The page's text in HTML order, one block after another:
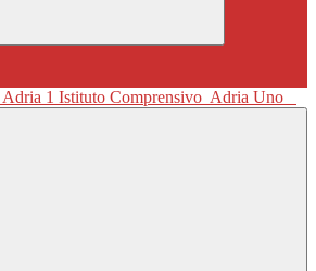
Istituto Comprensivo Adria Uno